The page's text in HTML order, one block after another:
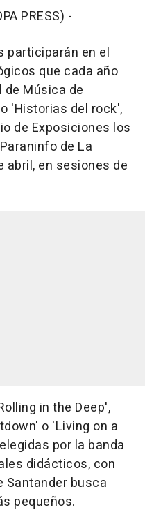
PRESS) -
participarán en el
que cada año
de Música de
'Historias del rock',
de Exposiciones los
de La
abril, en sesiones de
in the Deep',
o 'Living on a
por la banda
didácticos, con
Santander busca
pequeños.